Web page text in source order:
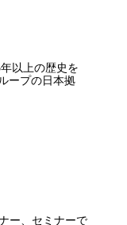
以上の歴史を
ープの日本拠
ー、セミナーで